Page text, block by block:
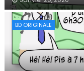
BD ORIGINALE